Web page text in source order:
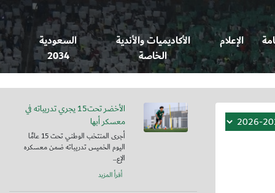
الإعلام
الأكاديميات والأندية
الخاصة
السعودية
2034
الأخضر تحت15 يجري تدريباته في
معسكر أبها
أجرى المنتخب الوطني تحت 15 عامًا
اليوم الخميس تدريباته ضمن معسكره
الإع...
أقرأ المزيد